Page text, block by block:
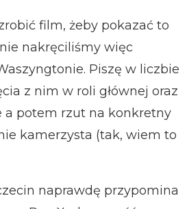
film, żeby pokazać to
nakręciliśmy więc
Piszę w liczbie
z nim w roli głównej oraz
a potem rzut na konkretny
kamerzysta (tak, wiem to
naprawdę przypomina